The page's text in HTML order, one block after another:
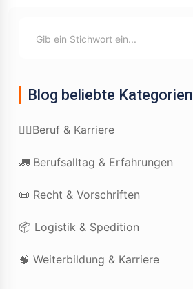
Blog beliebte Kategorien
👷‍♂️Beruf & Karriere
🚛 Berufsalltag & Erfahrungen
📜 Recht & Vorschriften
📦 Logistik & Spedition
🧠 Weiterbildung & Karriere